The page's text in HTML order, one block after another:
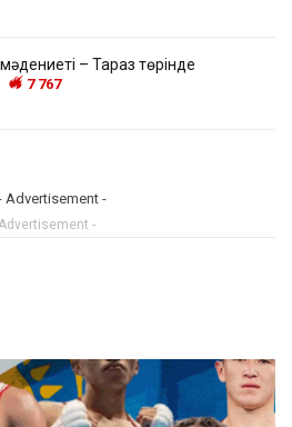
– Тараз төрінде
7 767
-